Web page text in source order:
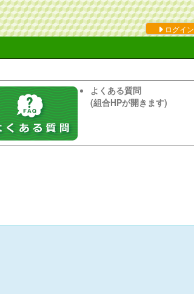
ログイン
よくある質問
(組合HPが開きます)